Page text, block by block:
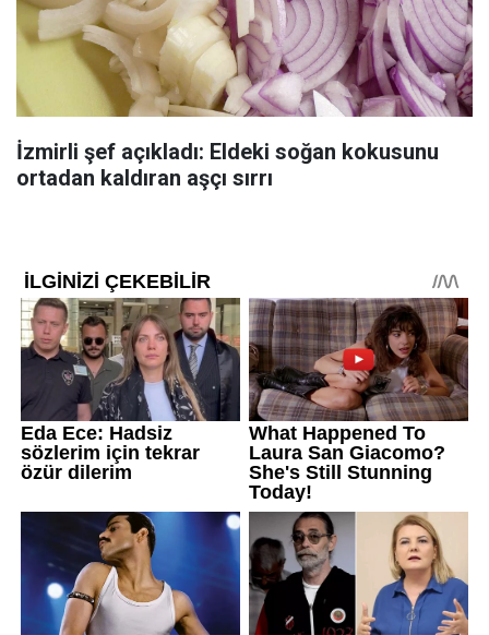
İzmirli şef açıkladı: Eldeki soğan kokusunu
ortadan kaldıran aşçı sırrı